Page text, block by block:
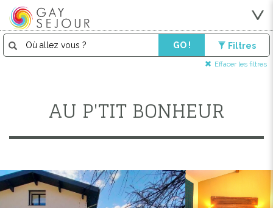
GO ! Filtres
Effacer les filtres
AU P'TIT BONHEUR